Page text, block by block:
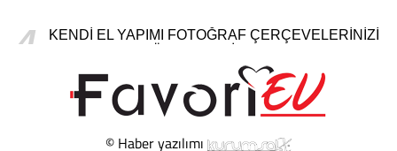
4
KENDI EL YAPIMI FOTOĞRAF ÇERÇEVELERINIZI
AHŞAP PALETLERDEN KÜÇÜK MOBILYA
PROJELERI© Haber yazılımı